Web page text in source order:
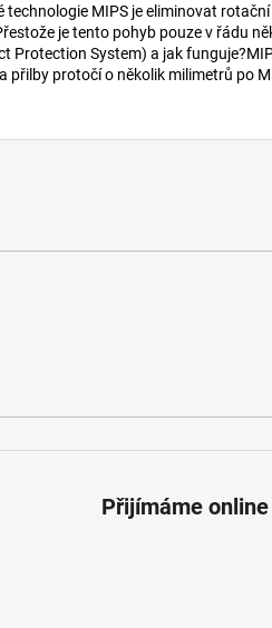
MIPS je eliminovat
je tento pohyb pouze v řádu
Protection System) a jak
přilby protočí o několik milimetrů po
Přijímáme